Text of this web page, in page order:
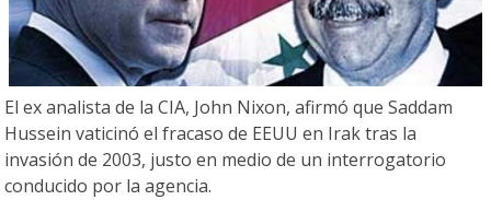
El ex analista de la CIA, John Nixon, afirmó que Saddam
Hussein vaticinó el fracaso de EEUU en Irak tras la
invasión de 2003, justo en medio de un interrogatorio
conducido por la agencia.